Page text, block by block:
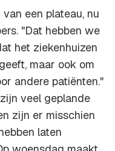
een plateau, nu
"Dat hebben we
het ziekenhuizen
maar ook om
andere patiënten."
veel geplande
zijn er misschien
laten